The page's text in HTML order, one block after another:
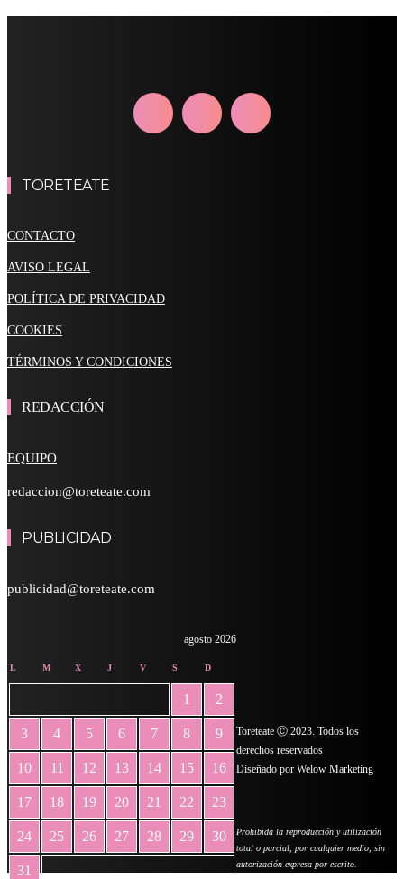
TORETEATE
CONTACTO
AVISO LEGAL
POLÍTICA DE PRIVACIDAD
COOKIES
TÉRMINOS Y CONDICIONES
REDACCIÓN
EQUIPO
redaccion@toreteate.com
PUBLICIDAD
publicidad@toreteate.com
agosto 2026
L M X J V S D
1 2
3 4 5 6 7 8 9
10 11 12 13 14 15 16
17 18 19 20 21 22 23
24 25 26 27 28 29 30
31
Toreteate Ⓒ 2023. Todos los
derechos reservados
Diseñado por Welow Marketing
Prohibida la reproducción y utilización
total o parcial, por cualquier medio, sin
autorización expresa por escrito.